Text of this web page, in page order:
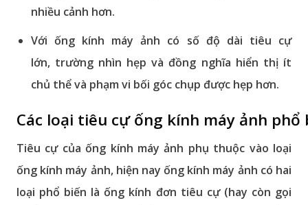
nhiều cảnh hơn.
Với ống kính máy ảnh có số độ dài tiêu cự
lớn, trường nhìn hẹp và đồng nghĩa hiển thị ít
chủ thểvà phạm vi bối góc chụp được hẹp hơn.
Các loại tiêu cự ống kính máy ảnh phổ
Tiêu cự của ống kính máy ảnh phụ thuộc vào loại
ống kính máy ảnh, hiện nay ống kính máy ảnh có hai
loại phổ biến làống kính đơn tiêu cự(hay còn gọi